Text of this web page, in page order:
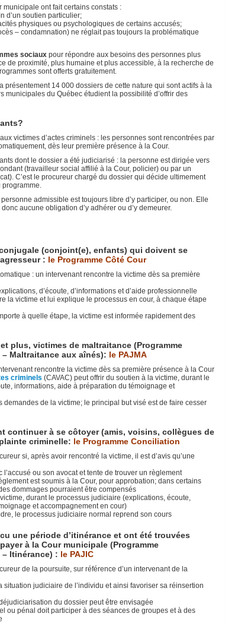
ont fait certains constats :
d’un soutien particulier;
physiques ou psychologiques de certains accusés;
– condamnation) ne réglait pas toujours la problématique
sociaux pour répondre aux besoins des personnes plus
de proximité, plus humaine et plus accessible, à la recherche de
sont offerts gratuitement.
présentement 14 000 dossiers de cette nature qui sont actifs à la
municipales du Québec étudient la possibilité d’offrir des
victimes d’actes criminels : les personnes sont rencontrées par
dès leur première présence à la Cour.
dont le dossier a été judiciarisé : la personne est dirigée vers
(travailleur social affilié à la Cour, policier) ou par un
C’est le procureur chargé du dossier qui décide ultimement
programme.
admissible est toujours libre d’y participer, ou non. Elle
aucune obligation d’y adhérer ou d’y demeurer.
(conjoint(e), enfants) qui doivent se
: le Programme Côté Cour
: un intervenant rencontre la victime dès sa première
d’écoute, d’informations et d’aide professionnelle
la victime et lui explique le processus en cour, à chaque étape
à quelle étape, la victime est informée rapidement des
plus, victimes de maltraitance (Programme
Maltraitance aux aînés): le PAJMA
rencontre la victime dès sa première présence à la Cour
criminels (CAVAC) peut offrir du soutien à la victime, durant le
informations, aide à préparation du témoignage et
demandes de la victime; le principal but visé est de faire cesser
continuer à se côtoyer (amis, voisins, collègues de
criminelle: le Programme Conciliation
si, après avoir rencontré la victime, il est d’avis qu’une
ou son avocat et tente de trouver un règlement
est soumis à la Cour, pour approbation; dans certains
dommages pourraient être compensés
durant le processus judiciaire (explications, écoute,
et accompagnement en cour)
le processus judiciaire normal reprend son cours
une période d’itinérance et ont été trouvées
à la Cour municipale (Programme
Itinérance) : le PAJIC
de la poursuite, sur référence d’un intervenant de la
situation judiciaire de l’individu et ainsi favoriser sa réinsertion
du dossier peut être envisagée
ou pénal doit participer à des séances de groupes et à des